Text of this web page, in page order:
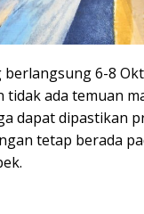
berlangsung 6-8
tidak ada temuan
dapat dipastikan
tetap berada